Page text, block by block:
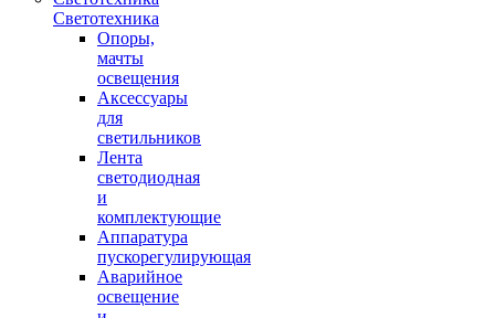
Светотехника
Опоры,
мачты
освещения
Аксессуары
для
светильников
Лента
светодиодная
и
комплектующие
Аппаратура
пускорегулирующая
Аварийное
освещение